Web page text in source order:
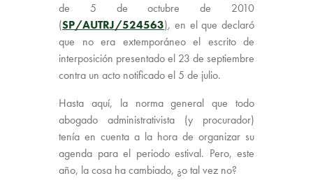
de 5 de octubre de 2010
(SP/AUTRJ/524563), en el que declaró
que no era extemporáneo el escrito de
interposición presentado el 23 de septiembre
contra un acto notificado el 5 de julio.
Hasta aquí, la norma general que todo
abogado administrativista (y procurador)
tenía en cuenta a la hora de organizar su
agenda para el periodo estival. Pero, este
año, la cosa ha cambiado, ¿o tal vez no?